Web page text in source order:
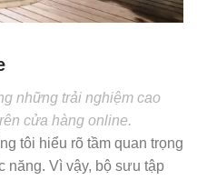
những trải nghiệm cao
cửa hàng online.
tôi hiểu rõ tầm quan trọng
năng. Vì vậy, bộ sưu tập